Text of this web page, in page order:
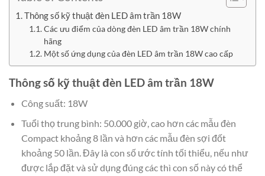
Thông số kỹ thuật đèn LED âm trần 18W
Các ưu điểm của dòng đèn LED âm trần 18W chính
hãng
Một số ứng dụng của đèn LED âm trần 18W cao cấp
Thông số kỹ thuật đèn LED âm trần 18W
Công suất: 18W
Tuổi thọ trung bình: 50.000 giờ, cao hơn các mẫu đèn
Compact khoảng 8 lần và hơn các mẫu đèn sợi đốt
khoảng 50 lần. Đây là con số ước tính tối thiểu, nếu như
được lắp đặt và sử dụng đúng các thì con số này có thể